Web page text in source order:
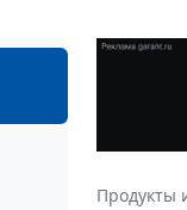
Продукты